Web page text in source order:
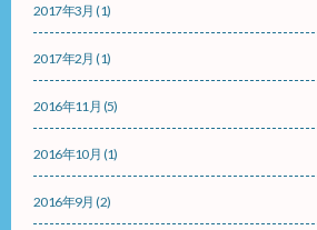
2017年3月 (1)
2017年2月 (1)
2016年11月 (5)
2016年10月 (1)
2016年9月 (2)